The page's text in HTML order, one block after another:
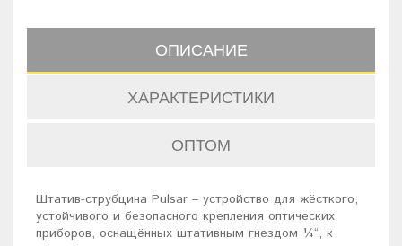
ОПИСАНИЕ
ХАРАКТЕРИСТИКИ
ОПТОМ
Штатив-струбцина Pulsar – устройство для жёсткого,
устойчивого и безопасного крепления оптических
приборов, оснащённых штативным гнездом ¼“, к